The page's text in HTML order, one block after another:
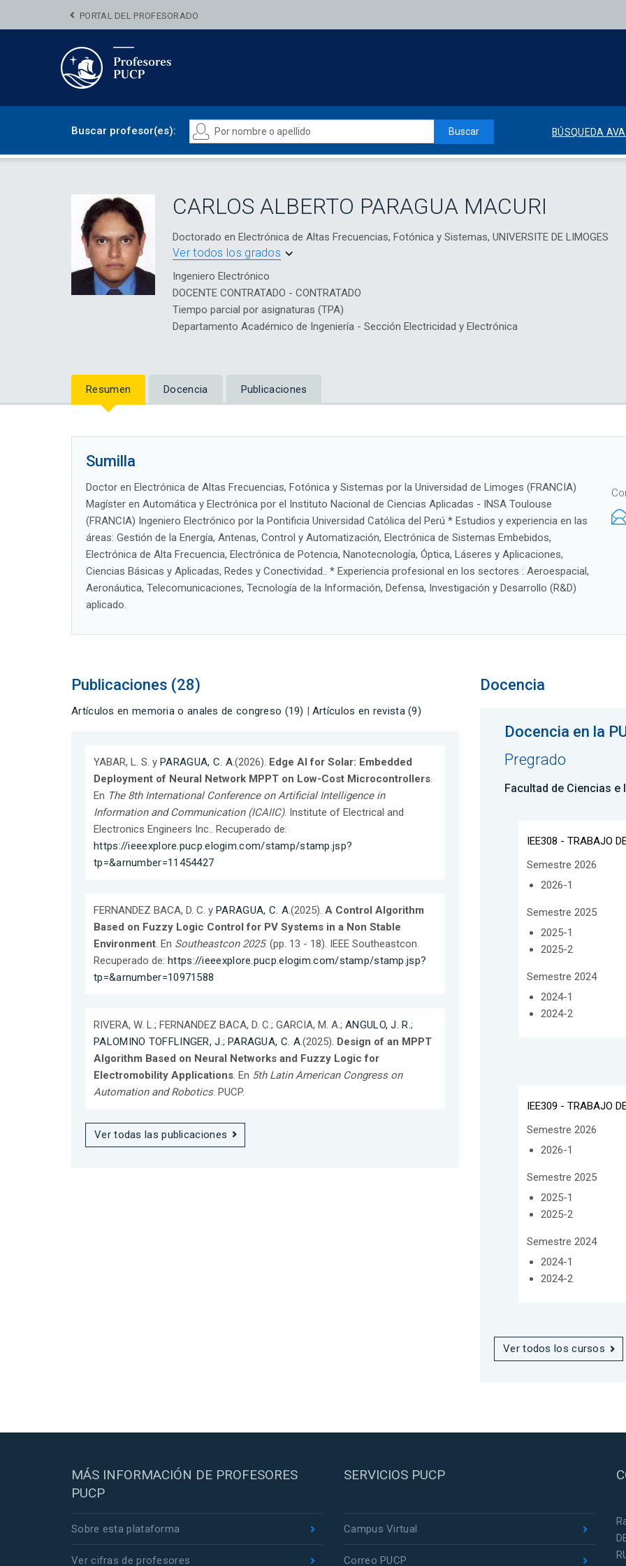
PORTAL DEL PROFESORADO
Buscar profesor(es): Buscar BÚSQUEDA
CARLOS ALBERTO PARAGUA MACURI
Doctorado en Electrónica de Altas Frecuencias, Fotónica y Sistemas, UNIVERSITE DE LIMOGES
Ver todos los grados
Ingeniero Electrónico
DOCENTE CONTRATADO - CONTRATADO
Tiempo parcial por asignaturas (TPA)
Departamento Académico de Ingeniería - Sección Electricidad y Electrónica
Resumen Docencia Publicaciones
Sumilla
Doctor en Electrónica de Altas Frecuencias, Fotónica y Sistemas por la Universidad de Limoges (FRANCIA)
Magíster en Automática y Electrónica por el Instituto Nacional de Ciencias Aplicadas - INSA Toulouse
(FRANCIA) Ingeniero Electrónico por la Pontificia Universidad Católica del Perú * Estudios y experiencia en las
áreas: Gestión de la Energía, Antenas, Control y Automatización, Electrónica de Sistemas Embebidos,
Electrónica de Alta Frecuencia, Electrónica de Potencia, Nanotecnología, Óptica, Láseres y Aplicaciones,
Ciencias Básicas y Aplicadas, Redes y Conectividad.. * Experiencia profesional en los sectores : Aeroespacial,
Aeronáutica, Telecomunicaciones, Tecnología de la Información, Defensa, Investigación y Desarrollo (R&D)
aplicado.
Publicaciones (28)
Artículos en memoria o anales de congreso (19) Artículos en revista (9)
YABAR, L. S. y PARAGUA, C. A.(2026). Edge AI for Solar: Embedded
Deployment of Neural Network MPPT on Low-Cost Microcontrollers.
En The 8th International Conference on Artificial Intelligence in
Information and Communication (ICAIIC). Institute of Electrical and
Electronics Engineers Inc.. Recuperado de:
https://ieeexplore.pucp.elogim.com/stamp/stamp.jsp?
tp=&arnumber=11454427
FERNANDEZ BACA, D. C. y PARAGUA, C. A.(2025).A Control Algorithm
Based on Fuzzy Logic Control for PV Systems in a Non Stable
Environment. En Southeastcon 2025. (pp. 13 - 18). IEEE Southeastcon.
Recuperado de: https://ieeexplore.pucp.elogim.com/stamp/stamp.jsp?
tp=&arnumber=10971588
RIVERA, W. L.; FERNANDEZ BACA, D. C.; GARCIA, M. A.; ANGULO, J. R.;
PALOMINO TOFFLINGER, J.; PARAGUA, C. A.(2025). Design of an MPPT
Algorithm Based on Neural Networks and Fuzzy Logic for
Electromobility Applications. En 5th Latin American Congress on
Automation and Robotics. PUCP.
Ver todas las publicaciones
Docencia
Docencia en la
Pregrado
Facultad de Ciencias e
IEE308 - TRABAJO
Semestre 2026
2026-1
Semestre 2025
2025-1
2025-2
Semestre 2024
2024-1
2024-2
IEE309 - TRABAJO
Semestre 2026
2026-1
Semestre 2025
2025-1
2025-2
Semestre 2024
2024-1
2024-2
Ver todos los cursos
MÁS INFORMACIÓN DE PROFESORES
PUCP
Sobre esta plataforma
Ver cifras de profesores
SERVICIOS PUCP
Campus Virtual
Correo PUCP